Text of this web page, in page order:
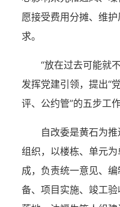
愿接受费用分摊、维
求。
“放在过去可能就
发挥党建引领，提出“
评、公约管”的五步工
自改委是黄石为
组织，以楼栋、单元
成，负责统一意见、
备、项目实施、竣工